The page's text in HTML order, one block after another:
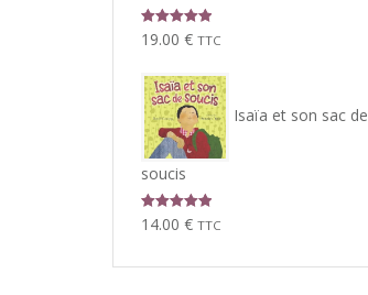
Note 5.00
19.00 € TTC
Isaïa et son sac de
soucis
Note 5.00
14.00 € TTC